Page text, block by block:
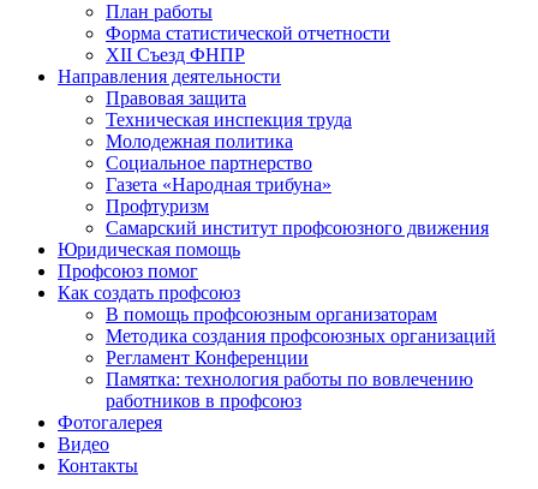
План работы
Форма статистической отчетности
XII Съезд ФНПР
Направления деятельности
Правовая защита
Техническая инспекция труда
Молодежная политика
Социальное партнерство
Газета «Народная трибуна»
Профтуризм
Самарский институт профсоюзного движения
Юридическая помощь
Профсоюз помог
Как создать профсоюз
В помощь профсоюзным организаторам
Методика создания профсоюзных организаций
Регламент Конференции
Памятка: технология работы по вовлечению
работников в профсоюз
Фотогалерея
Видео
Контакты